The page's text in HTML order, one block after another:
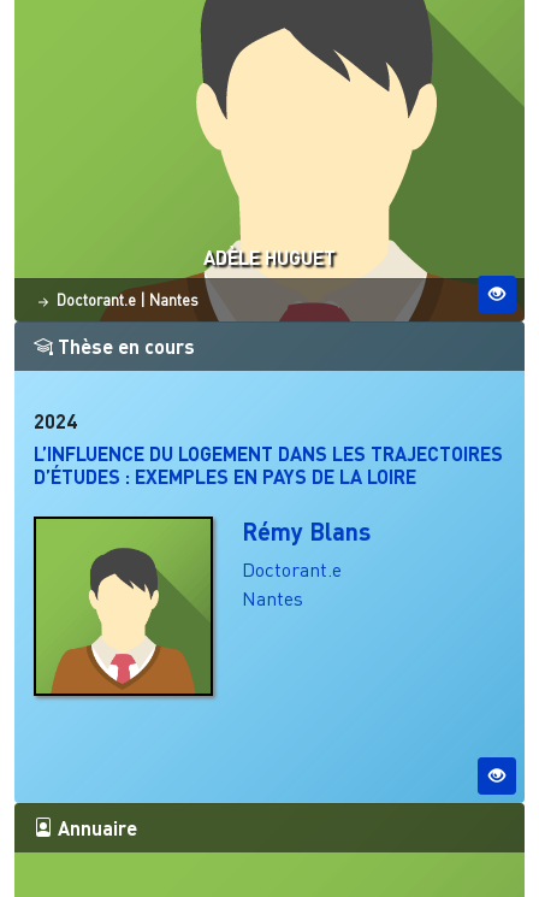
ADÈLE HUGUET
Statut
Doctorant.e Site ESO
Nantes
Thèse en cours
2024
L’INFLUENCE DU LOGEMENT DANS LES TRAJECTOIRES
D’ÉTUDES : EXEMPLES EN PAYS DE LA LOIRE
Rémy Blans
Doctorant.e
Nantes
Annuaire